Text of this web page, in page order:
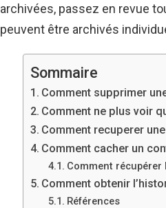
archivées, passez en revue
peuvent être archivés
Sommaire
Comment supprimer
Comment ne plus voir
Comment recuperer
Comment cacher un
Comment
Comment obtenir
Références